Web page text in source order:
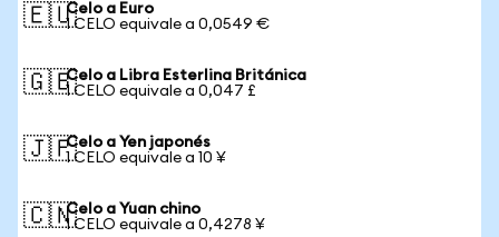
🇪🇺Celo a Euro
1 CELO equivale a 0,0549 €
🇬🇧Celo a Libra Esterlina Británica
1 CELO equivale a 0,047 £
🇯🇵Celo a Yen japonés
1 CELO equivale a 10 ¥
🇨🇳Celo a Yuan chino
1 CELO equivale a 0,4278 ¥